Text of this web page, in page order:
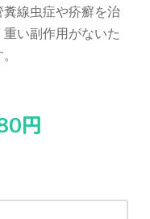
線虫症や疥癬を治
い副作用がないた
円